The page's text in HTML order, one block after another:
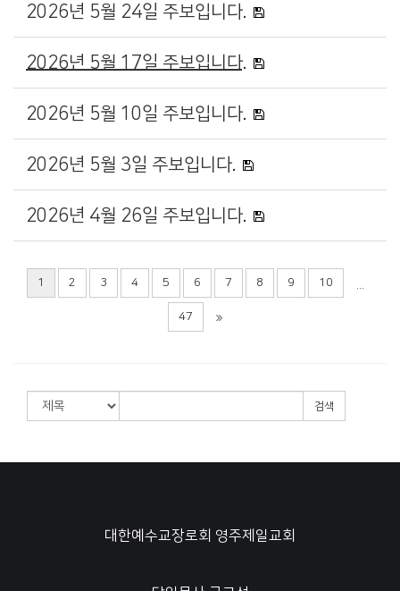
2026년 5월 24일 주보입니다.
2026년 5월 17일 주보입니다.
2026년 5월 10일 주보입니다.
2026년 5월 3일 주보입니다.
2026년 4월 26일 주보입니다.
1 2 3 4 5 6 7 8 9 10
47
검색
대한예수교장로회 영주제일교회